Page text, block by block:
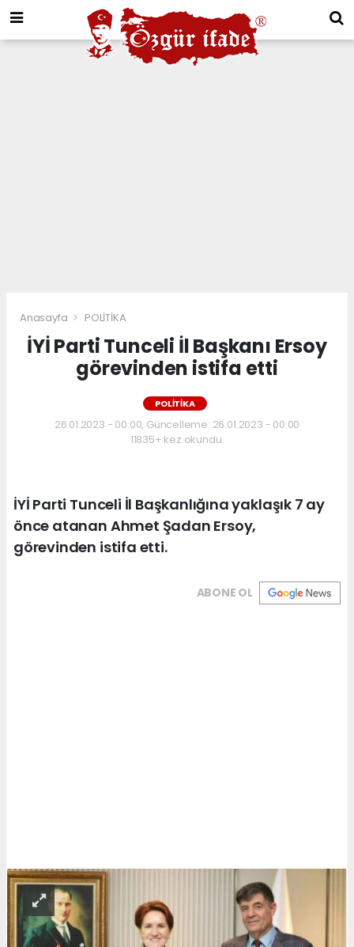
Anasayfa POLİTİKA
İYİ Parti Tunceli İl Başkanı Ersoy
görevinden istifa etti
POLİTİKA
26.01.2023 - 00:00, Güncelleme: 26.01.2023 - 00:00
11835+ kez okundu.
İYİ Parti Tunceli İl Başkanlığına yaklaşık 7 ay
önce atanan Ahmet Şadan Ersoy,
görevinden istifa etti.
ABONE OL